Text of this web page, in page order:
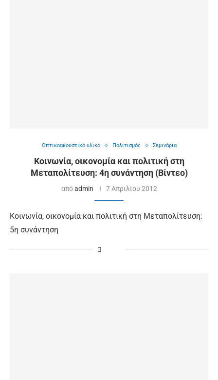
Οπτικοακουστικό υλικό Πολιτισμός Σεμινάρια
Κοινωνία, οικονομία και πολιτική στη
Μεταπολίτευση: 4η συνάντηση (Βίντεο)
απόadmin 7 Απριλίου 2012
Κοινωνία, οικονομία και πολιτική στη Μεταπολίτευση:
5η συνάντηση